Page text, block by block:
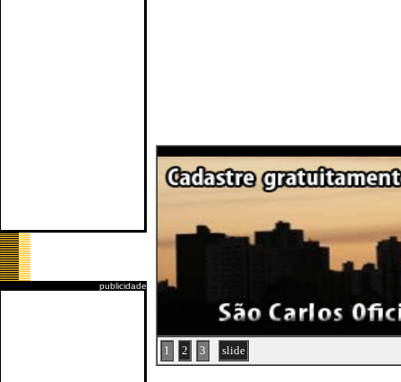
publicidade
1 2 3 slide